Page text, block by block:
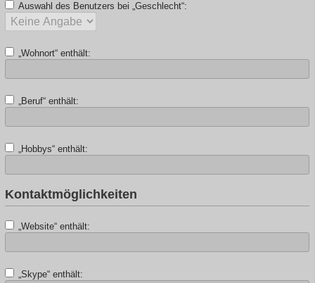
Auswahl des Benutzers bei „Geschlecht“:
„Wohnort“ enthält:
„Beruf“ enthält:
„Hobbys“ enthält:
Kontaktmöglichkeiten
„Website“ enthält:
„Skype“ enthält: